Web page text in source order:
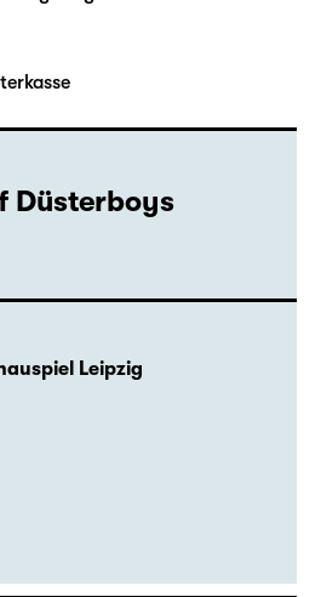
Spiegeln
Burger
Düsterboys
Leipzig